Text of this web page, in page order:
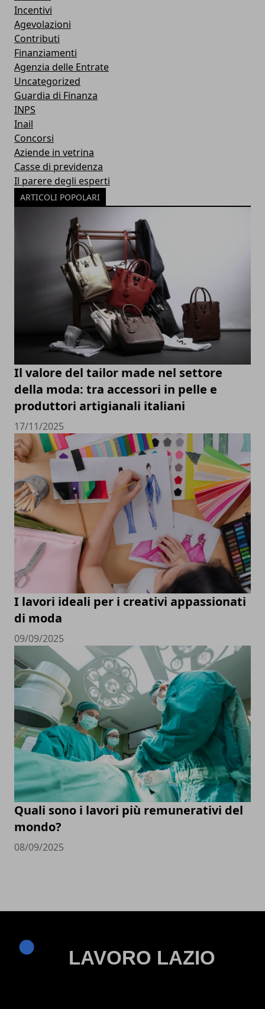
Incentivi
Agevolazioni
Contributi
Finanziamenti
Agenzia delle Entrate
Uncategorized
Guardia di Finanza
INPS
Inail
Concorsi
Aziende in vetrina
Casse di previdenza
Il parere degli esperti
ARTICOLI POPOLARI
Il valore del tailor made nel settore
della moda: tra accessori in pelle e
produttori artigianali italiani
17/11/2025
I lavori ideali per i creativi appassionati
di moda
09/09/2025
Quali sono i lavori più remunerativi del
mondo?
08/09/2025